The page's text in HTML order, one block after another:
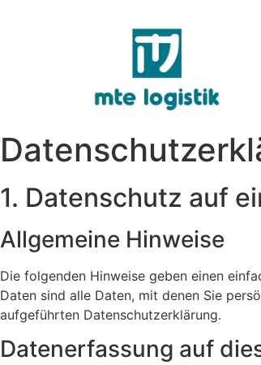
1. Datenschutz auf
Allgemeine Hinweise
Die folgenden Hinweise geben einen
Daten sind alle Daten, mit denen Sie
aufgeführten Datenschutzerklärung.
Datenerfassung auf